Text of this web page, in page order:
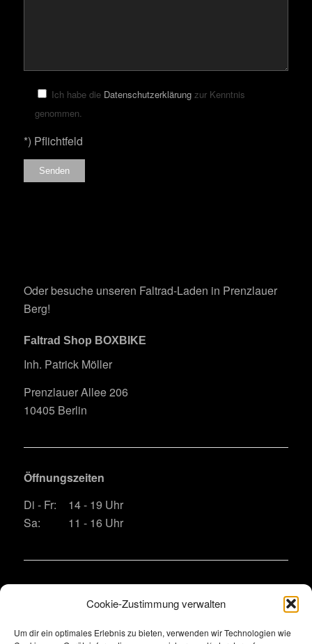
Cookie-Zustimmung verwalten
Um dir ein optimales Erlebnis zu bieten, verwenden wir Technologien wie
Bitte lasse dieses Feld leer.
Ich habe die Datenschutzerklärungzur Kenntnis
genommen.
*) Pflichtfeld
Oder besuche unseren Faltrad-Laden in Prenzlauer
Berg!
Faltrad Shop BOXBIKE
Inh. Patrick Möller
Prenzlauer Allee 206
10405 Berlin
Öffnungszeiten
Di - Fr:
14 - 19 Uhr
Sa:
11 - 16 Uhr
E-Mail: bitte das Kontaktformular nutzen wegen